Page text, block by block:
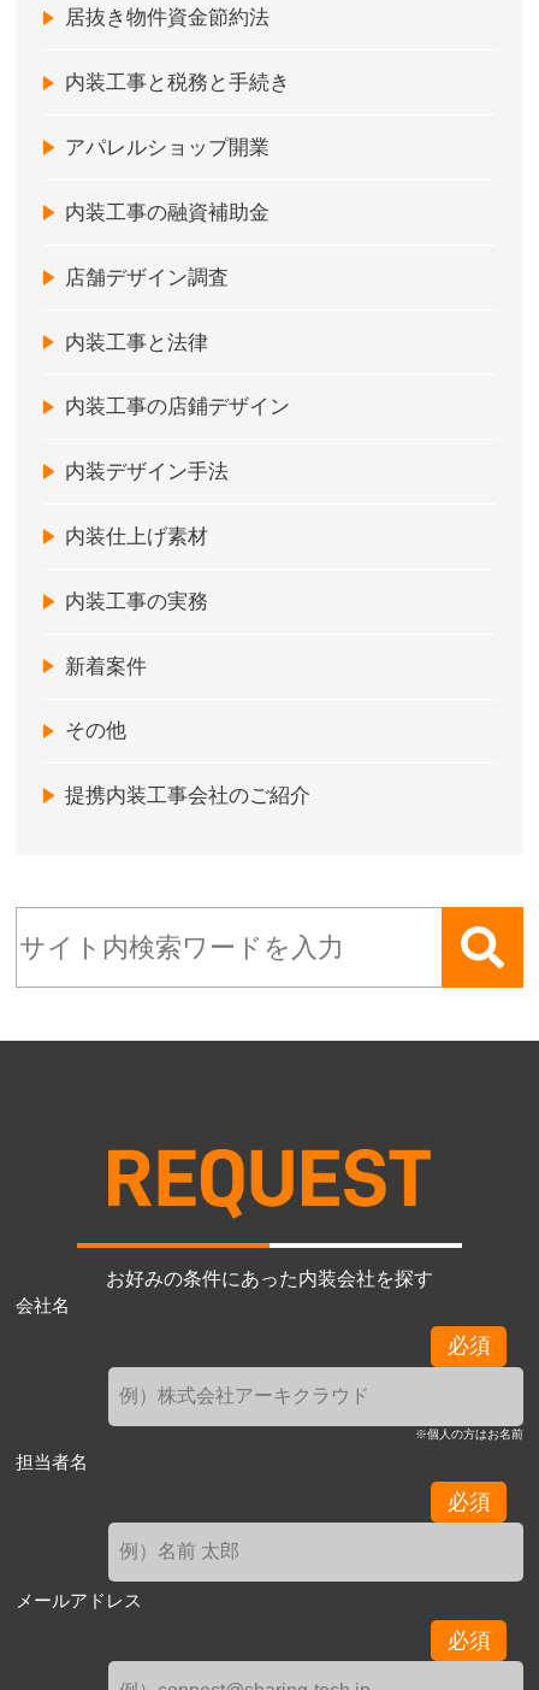
居抜き物件資金節約法
内装工事と税務と手続き
アパレルショップ開業
内装工事の融資補助金
店舗デザイン調査
内装工事と法律
内装工事の店鋪デザイン
内装デザイン手法
内装仕上げ素材
内装工事の実務
新着案件
その他
提携内装工事会社のご紹介
お好みの条件にあった内装会社を探す
会社名
必須
※個人の方はお名前
担当者名
必須
メールアドレス
必須